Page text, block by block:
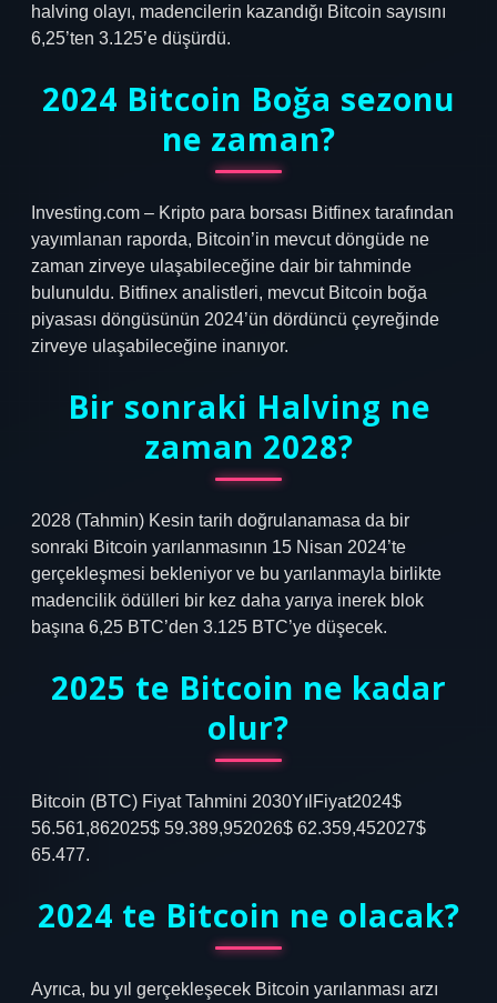
halving olayı, madencilerin kazandığı Bitcoin sayısını
6,25’ten 3.125’e düşürdü.
2024 Bitcoin Boğa sezonu
ne zaman?
Investing.com – Kripto para borsası Bitfinex tarafından
yayımlanan raporda, Bitcoin’in mevcut döngüde ne
zaman zirveye ulaşabileceğine dair bir tahminde
bulunuldu. Bitfinex analistleri, mevcut Bitcoin boğa
piyasası döngüsünün 2024’ün dördüncü çeyreğinde
zirveye ulaşabileceğine inanıyor.
Bir sonraki Halving ne
zaman 2028?
2028 (Tahmin) Kesin tarih doğrulanamasa da bir
sonraki Bitcoin yarılanmasının 15 Nisan 2024’te
gerçekleşmesi bekleniyor ve bu yarılanmayla birlikte
madencilik ödülleri bir kez daha yarıya inerek blok
başına 6,25 BTC’den 3.125 BTC’ye düşecek.
2025 te Bitcoin ne kadar
olur?
Bitcoin (BTC) Fiyat Tahmini 2030YılFiyat2024$
56.561,862025$ 59.389,952026$ 62.359,452027$
65.477.
2024 te Bitcoin ne olacak?
Ayrıca, bu yıl gerçekleşecek Bitcoin yarılanması arzı